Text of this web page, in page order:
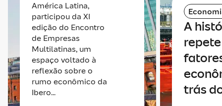
América Latina,
participou da XI
edição do Encontro
de Empresas
Multilatinas, um
espaço voltado à
reflexão sobre o
rumo econômico da
Ibero...
A
trás